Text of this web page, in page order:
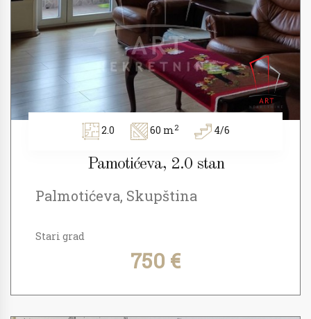
2.0 60 m2 4/6
Pamotićeva, 2.0 stan
Palmotićeva, Skupština
Stari grad
750 €